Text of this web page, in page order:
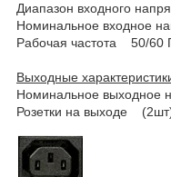
Диапазон входного
Номинальное входное
Рабочая частота 50/60
Выходные
Номинальное
Розетки на выходе